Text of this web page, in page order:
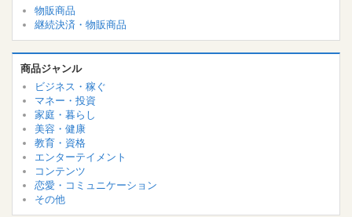
物販商品
継続決済・物販商品
商品ジャンル
ビジネス・稼ぐ
マネー・投資
家庭・暮らし
美容・健康
教育・資格
エンターテイメント
コンテンツ
恋愛・コミュニケーション
その他